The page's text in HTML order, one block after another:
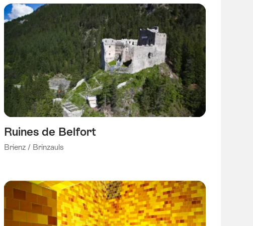
Ruines de Belfort
Brienz / Brinzauls